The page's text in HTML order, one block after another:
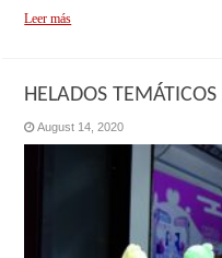
Leer más
HELADOS TEMÁTICOS
August 14, 2020